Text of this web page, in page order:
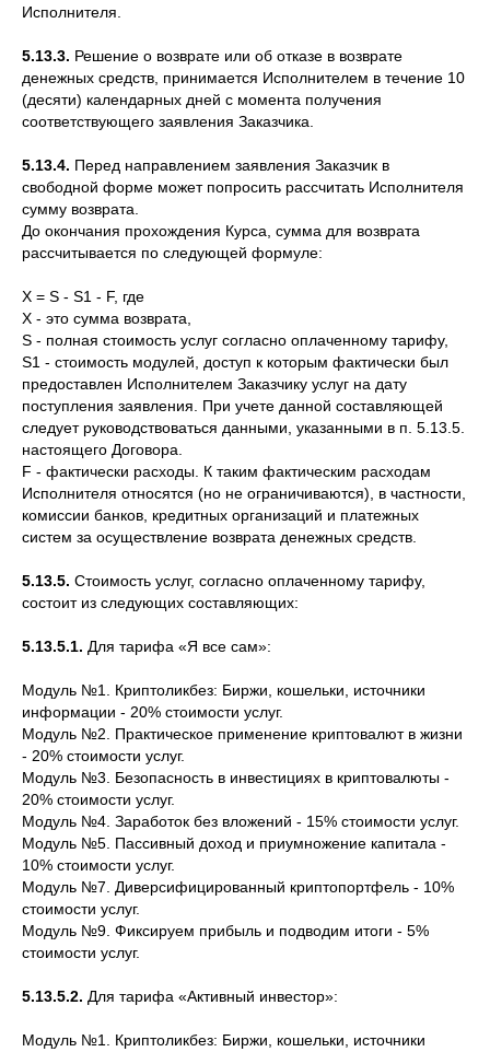
Исполнителя.
5.13.3. Решение о возврате или об отказе в возврате
денежных средств, принимается Исполнителем в течение 10
(десяти) календарных дней с момента получения
соответствующего заявления Заказчика.
5.13.4. Перед направлением заявления Заказчик в
свободной форме может попросить рассчитать Исполнителя
сумму возврата.
До окончания прохождения Курса, сумма для возврата
рассчитывается по следующей формуле:
X = S - S1 - F, где
X - это сумма возврата,
S - полная стоимость услуг согласно оплаченному тарифу,
S1 - стоимость модулей, доступ к которым фактически был
предоставлен Исполнителем Заказчику услуг на дату
поступления заявления. При учете данной составляющей
следует руководствоваться данными, указанными в п. 5.13.5.
настоящего Договора.
F - фактически расходы. К таким фактическим расходам
Исполнителя относятся (но не ограничиваются), в частности,
комиссии банков, кредитных организаций и платежных
систем за осуществление возврата денежных средств.
5.13.5. Стоимость услуг, согласно оплаченному тарифу,
состоит из следующих составляющих:
5.13.5.1. Для тарифа «Я все сам»:
Модуль №1. Криптоликбез: Биржи, кошельки, источники
информации - 20% стоимости услуг.
Модуль №2. Практическое применение криптовалют в жизни
- 20% стоимости услуг.
Модуль №3. Безопасность в инвестициях в криптовалюты -
20% стоимости услуг.
Модуль №4. Заработок без вложений - 15% стоимости услуг.
Модуль №5. Пассивный доход и приумножение капитала -
10% стоимости услуг.
Модуль №7. Диверсифицированный криптопортфель - 10%
стоимости услуг.
Модуль №9. Фиксируем прибыль и подводим итоги - 5%
стоимости услуг.
5.13.5.2. Для тарифа «Активный инвестор»:
Модуль №1. Криптоликбез: Биржи, кошельки, источники